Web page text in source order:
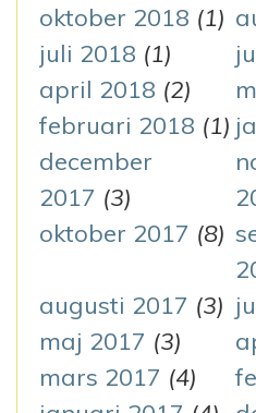
oktober 2018 (1)
juli 2018 (1)
april 2018 (2)
februari 2018 (1)
december
2017 (3)
oktober 2017 (8)
augusti 2017 (3)
maj 2017 (3)
mars 2017 (4)